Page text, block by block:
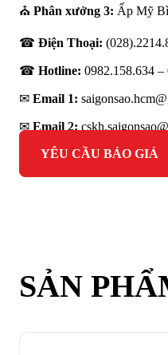
⛪ Phân xưởng 3: Ấp Mỹ
☎ Điện Thoại:
☎ Hotline: 0982.158.634 –
✉ Email 1:
✉ Email 2:
YÊU CẦU BÁO GIÁ
SẢN